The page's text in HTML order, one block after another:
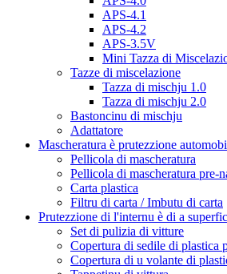
APS-4.1
APS-4.2
APS-3.5V
Mini Tazza di
Tazze di miscelazione
Tazza di mischju 1.0
Tazza di mischju 2.0
Bastoncinu di mischju
Adattatore
Mascheratura è prutezzione
Pellicola di mascheratura
Pellicola di mascheratura pre-
Carta plastica
Filtru di carta / Imbutu di carta
Prutezzione di l'internu è di a
Set di pulizia di vitture
Copertura di sedile di plastica
Copertura di u volante di